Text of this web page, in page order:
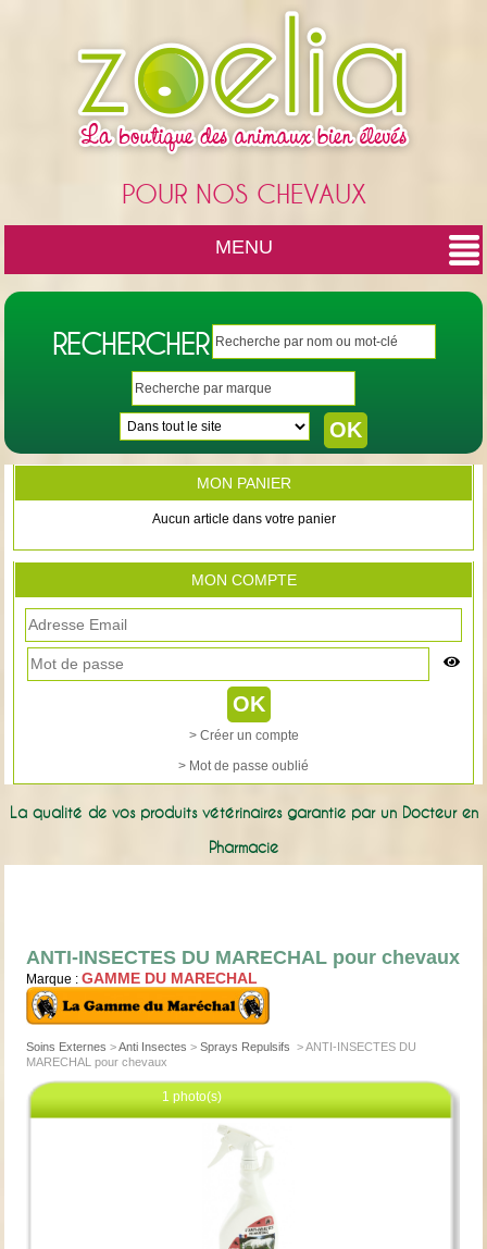
POUR NOS CHEVAUX
MENU
RECHERCHER
MON PANIER
Aucun article dans votre panier
MON COMPTE
> Créer un compte
> Mot de passe oublié
La qualité de vos produits vétérinaires garantie par un Docteur en
Pharmacie
ANTI-INSECTES DU MARECHAL pour chevaux
Marque :GAMME DU MARECHAL
Soins Externes > Anti Insectes > Sprays Repulsifs > ANTI-INSECTES DU
MARECHAL pour chevaux
1 photo(s)